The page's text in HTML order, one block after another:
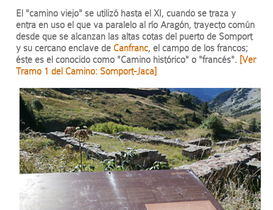
El "camino viejo" se utilizó hasta el XI, cuando se traza y
entra en uso el que va paralelo al río Aragón, trayecto común
desde que se alcanzan las altas cotas del puerto de Somport
y su cercano enclave de Canfranc, el campo de los francos;
éste es el conocido como "Camino histórico" o "francés". [Ver
Tramo 1 del Camino: Somport-Jaca]